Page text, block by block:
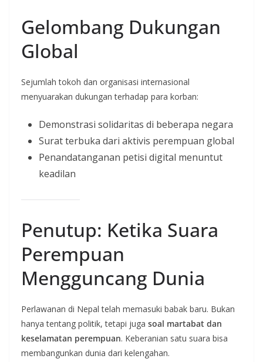
Gelombang Dukungan
Global
Sejumlah tokoh dan organisasi internasional
menyuarakan dukungan terhadap para korban:
Demonstrasi solidaritas di beberapa negara
Surat terbuka dari aktivis perempuan global
Penandatanganan petisi digital menuntut
keadilan
Penutup: Ketika Suara
Perempuan
Mengguncang Dunia
Perlawanan di Nepal telah memasuki babak baru. Bukan
hanya tentang politik, tetapi juga soal martabat dan
keselamatan perempuan. Keberanian satu suara bisa
membangunkan dunia dari kelengahan.